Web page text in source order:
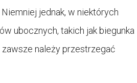
jednak, w niektórych
ubocznych, takich jak biegunka
należy przestrzegać